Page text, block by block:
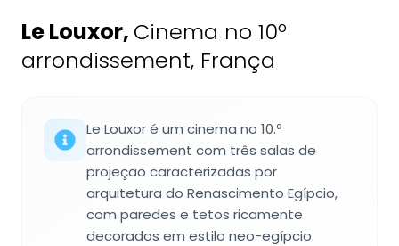
Le Louxor, Cinema no 10º
arrondissement, França
Le Louxor é um cinema no 10.º
arrondissement com três salas de
projeção caracterizadas por
arquitetura do Renascimento Egípcio,
com paredes e tetos ricamente
decorados em estilo neo-egípcio.